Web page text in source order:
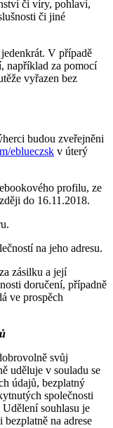
či víry, pohlaví,
či jiné
V případě
například za pomocí
vyřazen bez
budou zveřejněni
eblueczsk v úterý
profilu, ze
do 16.11.2018.
na jeho adresu.
zásilku a její
doručení, případně
ve prospěch
svůj
uděluje v souladu se
údajů, bezplatný
společnosti
souhlasu je
na adrese